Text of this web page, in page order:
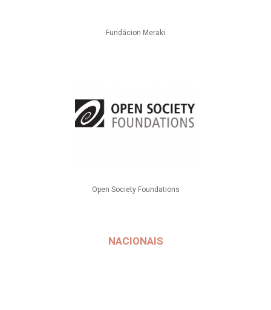
Fundácion Meraki
Open Society Foundations
NACIONAIS